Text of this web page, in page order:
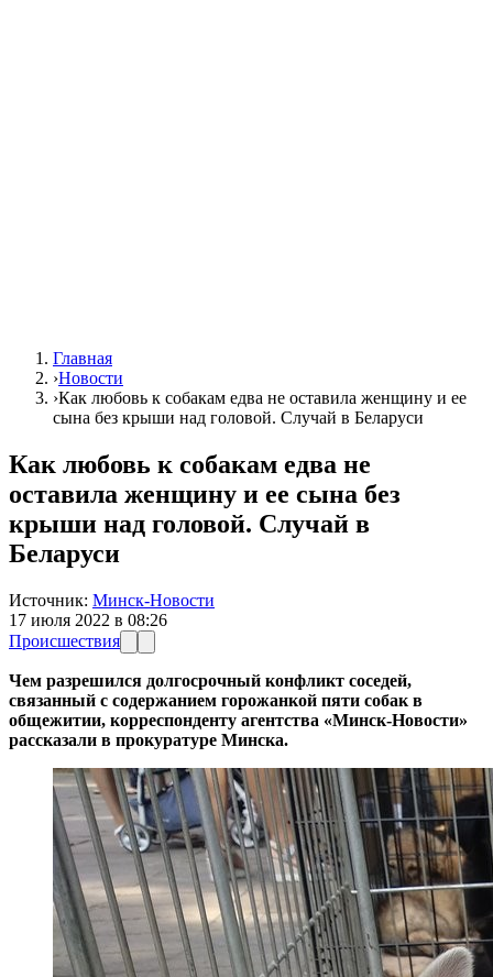
Главная
›Новости
›Как любовь к собакам едва не оставила женщину и ее
сына без крыши над головой. Случай в Беларуси
Как любовь к собакам едва не
оставила женщину и ее сына без
крыши над головой. Случай в
Беларуси
Источник: Минск-Новости
17 июля 2022 в 08:26
Происшествия
Чем разрешился долгосрочный конфликт соседей,
связанный с содержанием горожанкой пяти собак в
общежитии, корреспонденту агентства «Минск-Новости»
рассказали в прокуратуре Минска.